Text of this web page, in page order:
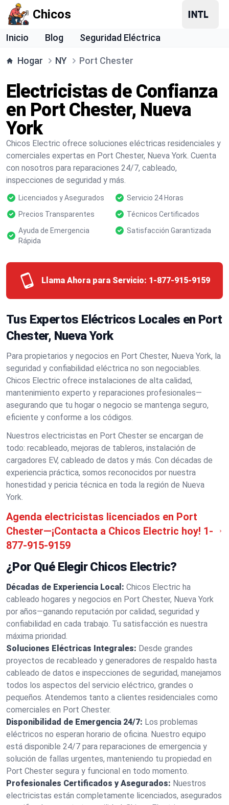
Chicos
Inicio Blog Seguridad Eléctrica
Hogar NY Port Chester
Electricistas de Confianza
en Port Chester, Nueva
York
Chicos Electric ofrece soluciones eléctricas residenciales y
comerciales expertas en Port Chester, Nueva York. Cuenta
con nosotros para reparaciones 24/7, cableado,
inspecciones de seguridad y más.
Licenciados y Asegurados
Servicio 24 Horas
Precios Transparentes
Técnicos Certificados
Ayuda de Emergencia
Rápida
Satisfacción Garantizada
Llama Ahora para Servicio: 1-877-915-9159
Tus Expertos Eléctricos Locales en Port
Chester, Nueva York
Para propietarios y negocios en Port Chester, Nueva York, la
seguridad y confiabilidad eléctrica no son negociables.
Chicos Electric ofrece instalaciones de alta calidad,
mantenimiento experto y reparaciones profesionales—
asegurando que tu hogar o negocio se mantenga seguro,
eficiente y conforme a los códigos.
Nuestros electricistas en Port Chester se encargan de
todo: recableado, mejoras de tableros, instalación de
cargadores EV, cableado de datos y más. Con décadas de
experiencia práctica, somos reconocidos por nuestra
honestidad y pericia técnica en toda la región de Nueva
York.
Agenda electricistas licenciados en Port
Chester—¡Contacta a Chicos Electric hoy! 1-
877-915-9159
¿Por Qué Elegir Chicos Electric?
Décadas de Experiencia Local: Chicos Electric ha
cableado hogares y negocios en Port Chester, Nueva York
por años—ganando reputación por calidad, seguridad y
confiabilidad en cada trabajo. Tu satisfacción es nuestra
máxima prioridad.
Soluciones Eléctricas Integrales: Desde grandes
proyectos de recableado y generadores de respaldo hasta
cableado de datos e inspecciones de seguridad, manejamos
todos los aspectos del servicio eléctrico, grandes o
pequeños. Atendemos tanto a clientes residenciales como
comerciales en Port Chester.
Disponibilidad de Emergencia 24/7: Los problemas
eléctricos no esperan horario de oficina. Nuestro equipo
está disponible 24/7 para reparaciones de emergencia y
solución de fallas urgentes, manteniendo tu propiedad en
Port Chester segura y funcional en todo momento.
Profesionales Certificados y Asegurados: Nuestros
electricistas están completamente licenciados, asegurados